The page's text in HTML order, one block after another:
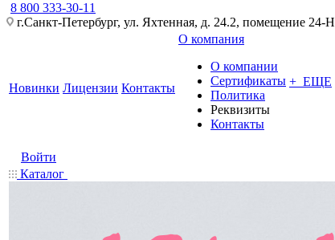
8 800 333-30-11
г.Санкт-Петербург, ул. Яхтенная, д. 24.2, помещение 24-Н
Новинки Лицензии Контакты
О компания
О компании
Сертификаты
Политика
Реквизиты
Контакты
+ ЕЩЕ
Войти
Каталог